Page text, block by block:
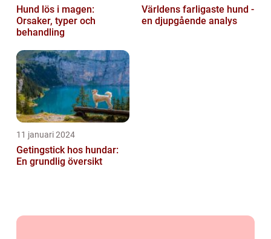
Hund lös i magen:
Orsaker, typer och
behandling
Världens farligaste hund -
en djupgående analys
11 januari 2024
Getingstick hos hundar:
En grundlig översikt